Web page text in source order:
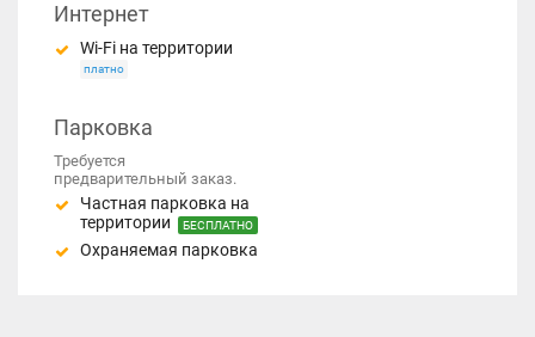
Интернет
Wi-Fi на территории
платно
Парковка
Требуется
предварительный заказ.
Частная парковка на
территории
БЕСПЛАТНО
Охраняемая парковка